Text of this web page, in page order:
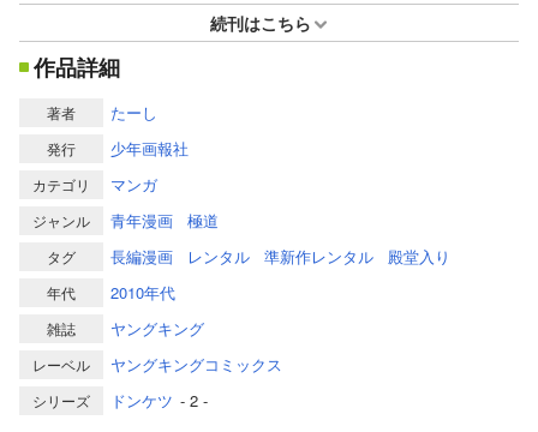
続刊はこちら
作品詳細
著者 たーし
発行 少年画報社
カテゴリ マンガ
ジャンル 青年漫画 極道
タグ 長編漫画 レンタル 準新作レンタル 殿堂入り
年代 2010年代
雑誌 ヤングキング
レーベル ヤングキングコミックス
シリーズ ドンケツ - 2 -